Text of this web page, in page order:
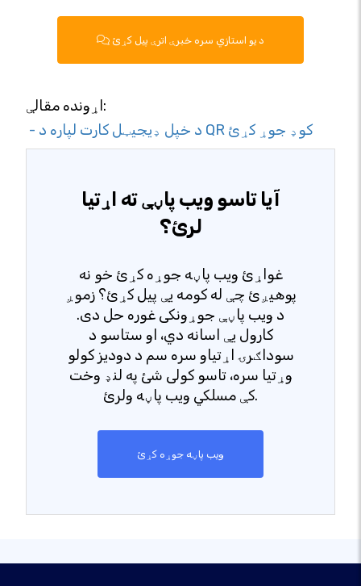
د یو استازي سره خبرې اترې پیل کړئ
اړونده مقالې:
- د خپل ډیجیټل کارت لپاره د QR کوډ جوړ کړئ
آیا تاسو ویب پاڼې ته اړتیا
لرئ؟
غواړئ ویب پاڼه جوړه کړئ خو نه
پوهیږئ چې له کومه یې پیل کړئ؟ زموږ
د ویب پاڼې جوړونکی غوره حل دی.
کارول یې اسانه دي، او ستاسو د
سوداګرۍ اړتیاو سره سم د دودیز کولو
وړتیا سره، تاسو کولی شئ په لنډ وخت
کې مسلکي ویب پاڼه ولرئ.
ویب پاڼه جوړه کړئ